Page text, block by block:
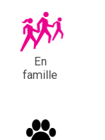
En
famille